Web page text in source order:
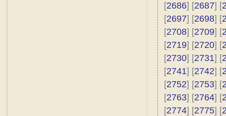
[2686] [2687] [
[2697] [2698] [
[2708] [2709] [
[2719] [2720] [
[2730] [2731] [
[2741] [2742] [
[2752] [2753] [
[2763] [2764] [
[2774] [2775] [